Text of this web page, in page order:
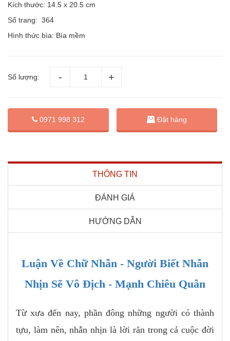
Kích thước: 14.5 x 20.5 cm
Số trang: 364
Hình thức bìa: Bìa mềm
Số lượng:
0971 998 312 Đặt hàng
THÔNG TIN
ĐÁNH GIÁ
HƯỚNG DẪN
Luận Về Chữ Nhẫn - Người Biết Nhẫn
Nhịn Sẽ Vô Địch - Mạnh Chiêu Quân
Từ xưa đến nay, phần đông những người có thành
tựu, làm nên, nhẫn nhịn là lời răn trong cả cuộc đời